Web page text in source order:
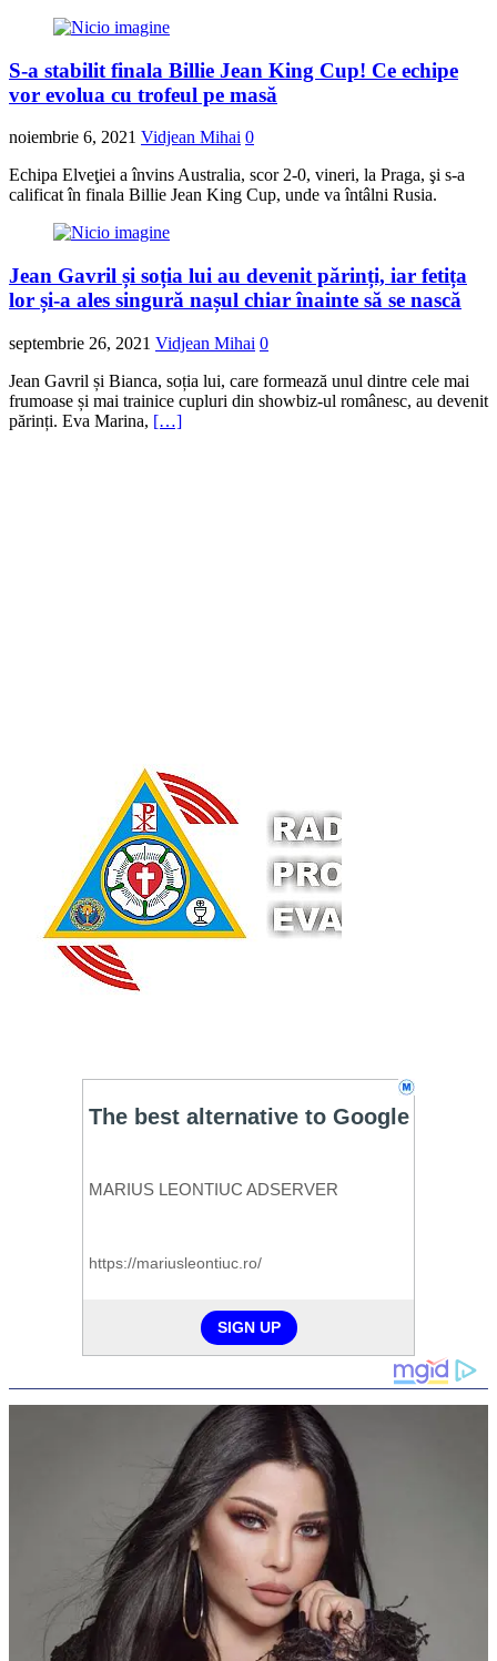
S-a stabilit finala Billie Jean King Cup! Ce echipe
vor evolua cu trofeul pe masă
noiembrie 6, 2021 Vidjean Mihai 0
Echipa Elveţiei a învins Australia, scor 2-0, vineri, la Praga, şi s-a
calificat în finala Billie Jean King Cup, unde va întâlni Rusia.
Jean Gavril și soția lui au devenit părinți, iar fetița
lor și-a ales singură nașul chiar înainte să se nască
septembrie 26, 2021 Vidjean Mihai 0
Jean Gavril și Bianca, soția lui, care formează unul dintre cele mai
frumoase și mai trainice cupluri din showbiz-ul românesc, au devenit
părinți. Eva Marina, […]